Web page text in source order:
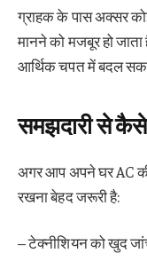
ग्राहक के पास अक्सर
मानने को मजबूर हो
आर्थिक चपत में बदल
समझदारी से कैसे
अगर आप अपने घर AC की
रखना बेहद जरूरी है:
– टेक्नीशियन को खुद